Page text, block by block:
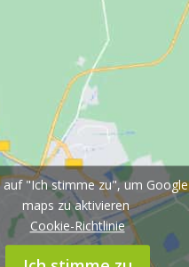
auf "Ich stimme zu", um Google
maps zu aktivieren
Cookie-Richtlinie